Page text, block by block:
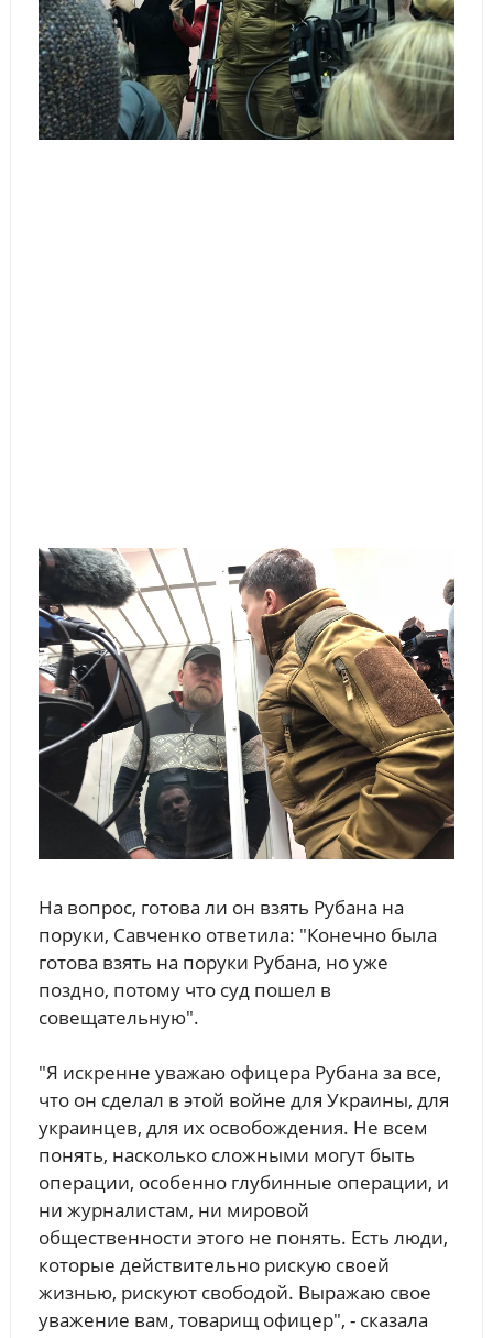
На вопрос, готова ли он взять Рубана на
поруки, Савченко ответила: "Конечно была
готова взять на поруки Рубана, но уже
поздно, потому что суд пошел в
совещательную".
"Я искренне уважаю офицера Рубана за все,
что он сделал в этой войне для Украины, для
украинцев, для их освобождения. Не всем
понять, насколько сложными могут быть
операции, особенно глубинные операции, и
ни журналистам, ни мировой
общественности этого не понять. Есть люди,
которые действительно рискую своей
жизнью, рискуют свободой. Выражаю свое
уважение вам, товарищ офицер", - сказала